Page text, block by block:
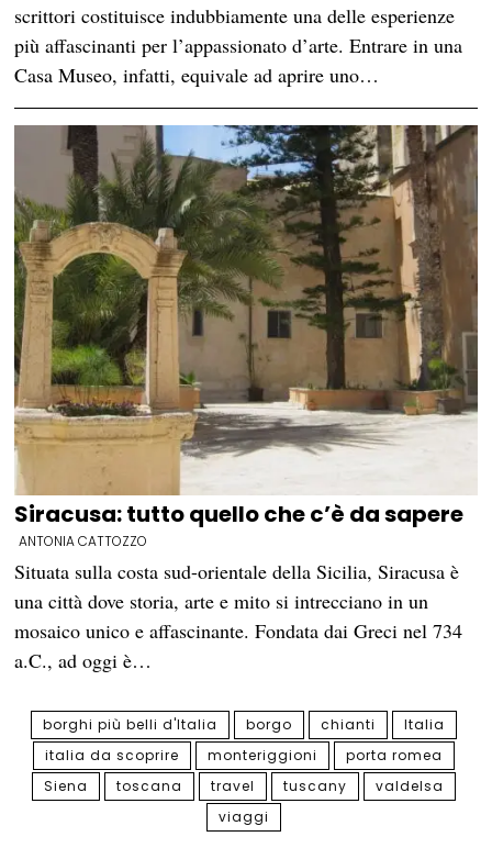
scrittori costituisce indubbiamente una delle esperienze
più affascinanti per l’appassionato d’arte. Entrare in una
Casa Museo, infatti, equivale ad aprire uno…
Siracusa: tutto quello che c’è da sapere
ANTONIA CATTOZZO
Situata sulla costa sud-orientale della Sicilia, Siracusa è
una città dove storia, arte e mito si intrecciano in un
mosaico unico e affascinante. Fondata dai Greci nel 734
a.C., ad oggi è…
borghi più belli d'Italia borgo chianti
Italia
italia da scoprire
monteriggioni
porta romea
Siena
toscana travel tuscany
valdelsa
viaggi